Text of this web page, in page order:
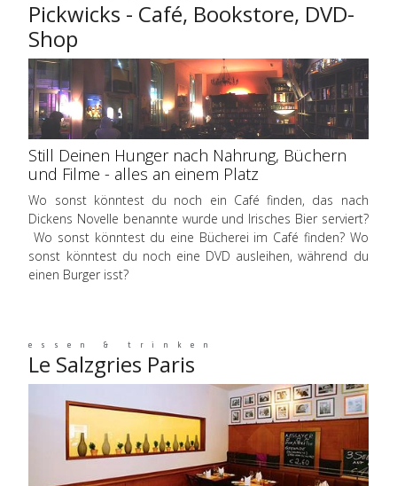
Pickwicks - Café, Bookstore, DVD-
Shop
Still Deinen Hunger nach Nahrung, Büchern
und Filme - alles an einem Platz
Wo sonst könntest du noch ein Café finden, das nach
Dickens Novelle benannte wurde und Irisches Bier serviert?
Wo sonst könntest du eine Bücherei im Café finden? Wo
sonst könntest du noch eine DVD ausleihen, während du
einen Burger isst?
essen & trinken
Le Salzgries Paris